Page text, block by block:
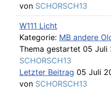
von SCHORSCH13
W111 Licht
Kategorie: MB andere
Thema gestartet 05 Juli
SCHORSCH13
Letzter Beitrag 05 Juli
von SCHORSCH13